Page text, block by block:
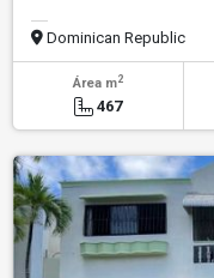
Dominican Republic
Área m2
467